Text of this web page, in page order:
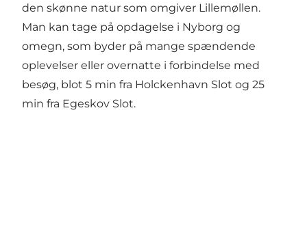
den skønne natur som omgiver Lillemøllen.
Man kan tage på opdagelse i Nyborg og
omegn, som byder på mange spændende
oplevelser eller overnatte i forbindelse med
besøg, blot 5 min fra Holckenhavn Slot og 25
min fra Egeskov Slot.